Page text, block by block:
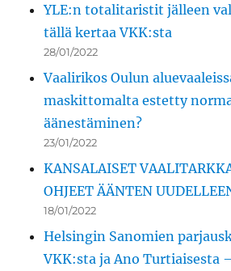
YLE:n totalitaristit jälleen
tällä kertaa VKK:sta
28/01/2022
Vaalirikos Oulun
maskittomalta estetty
äänestäminen?
23/01/2022
KANSALAISET
OHJEET ÄÄNTEN
18/01/2022
Helsingin Sanomien
VKK:sta ja Ano Turtiaisesta